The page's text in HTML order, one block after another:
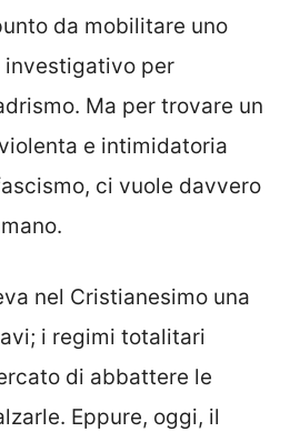
da mobilitare uno
per
Ma per trovare un
e intimidatoria
ci vuole davvero
nel Cristianesimo una
i regimi totalitari
di abbattere le
Eppure, oggi, il